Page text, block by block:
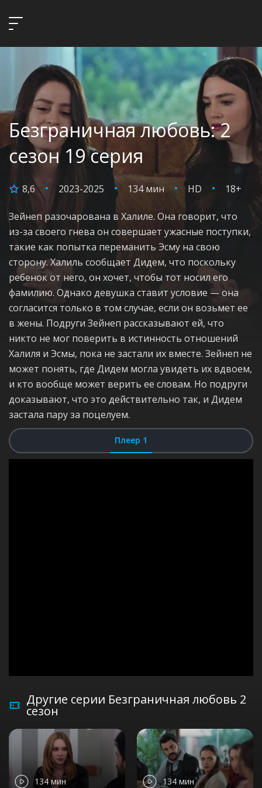
Безграничная любовь: 2
сезон 19 серия
8,6 2023-2025 134 мин HD 18+
Зейнеп разочарована в Халиле. Она говорит, что
из-за своего гнева он совершает ужасные поступки,
такие как попытка переманить Эсму на свою
сторону. Халиль сообщает Дидем, что поскольку
ребенок от него, он хочет, чтобы тот носил его
фамилию. Однако девушка ставит условие — она
согласится только в том случае, если он возьмет ее
в жены. Подруги Зейнеп рассказывают ей, что
никто не мог поверить в истинность отношений
Халиля и Эсмы, пока не застали их вместе. Зейнеп не
может понять, где Дидем могла увидеть их вдвоем,
и кто вообще может верить ее словам. Но подруги
доказывают, что это действительно так, и Дидем
застала пару за поцелуем.
Плеер 1
Другие серии Безграничная любовь 2
сезон
134 мин 134 мин